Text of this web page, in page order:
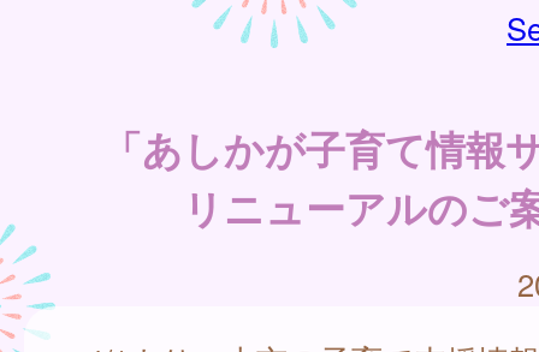
「あしかが子育て情報
リニューアルのご